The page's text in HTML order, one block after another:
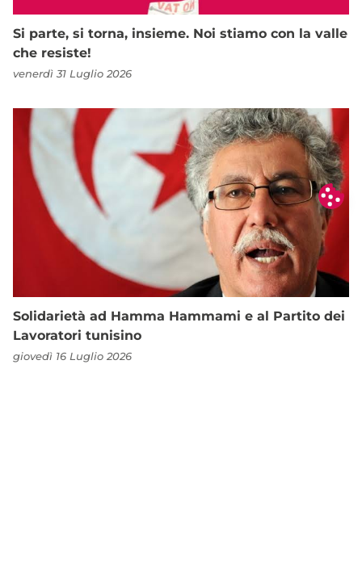
Si parte, si torna, insieme. Noi stiamo con la valle
che resiste!
venerdì 31 Luglio 2026
Solidarietà ad Hamma Hammami e al Partito dei
Lavoratori tunisino
giovedì 16 Luglio 2026